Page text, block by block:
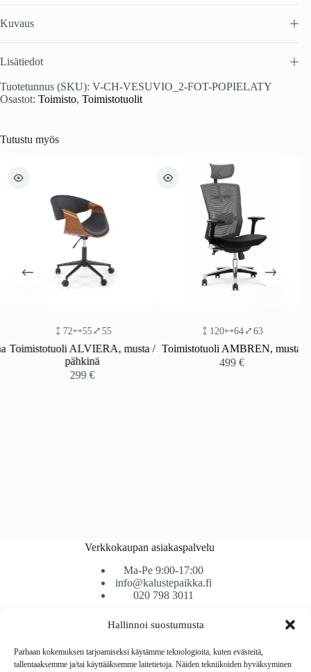
Hallinnoi suostumusta
Parhaan kokemuksen tarjoamiseksi käytämme teknologioita, kuten evästeitä,
tallentaaksemme ja/tai käyttääksemme laitetietoja. Näiden tekniikoiden hyväksyminen
Kuvaus
Lisätiedot
Tuotetunnus (SKU): V-CH-VESUVIO_2-FOT-POPIELATY
Osastot: Toimisto, Toimistotuolit
Tutustu myös
72 55 55
Toimistotuoli ALVIERA, musta /
pähkinä
299€
120 64 63
Toimistotuoli AMBREN, musta
499€
Verkkokaupan asiakaspalvelu
Ma-Pe 9:00-17:00
info@kalustepaikka.fi
020 798 3011
Tavarantoimitus / Maksutavat
Toimitustavat
Maksutavat